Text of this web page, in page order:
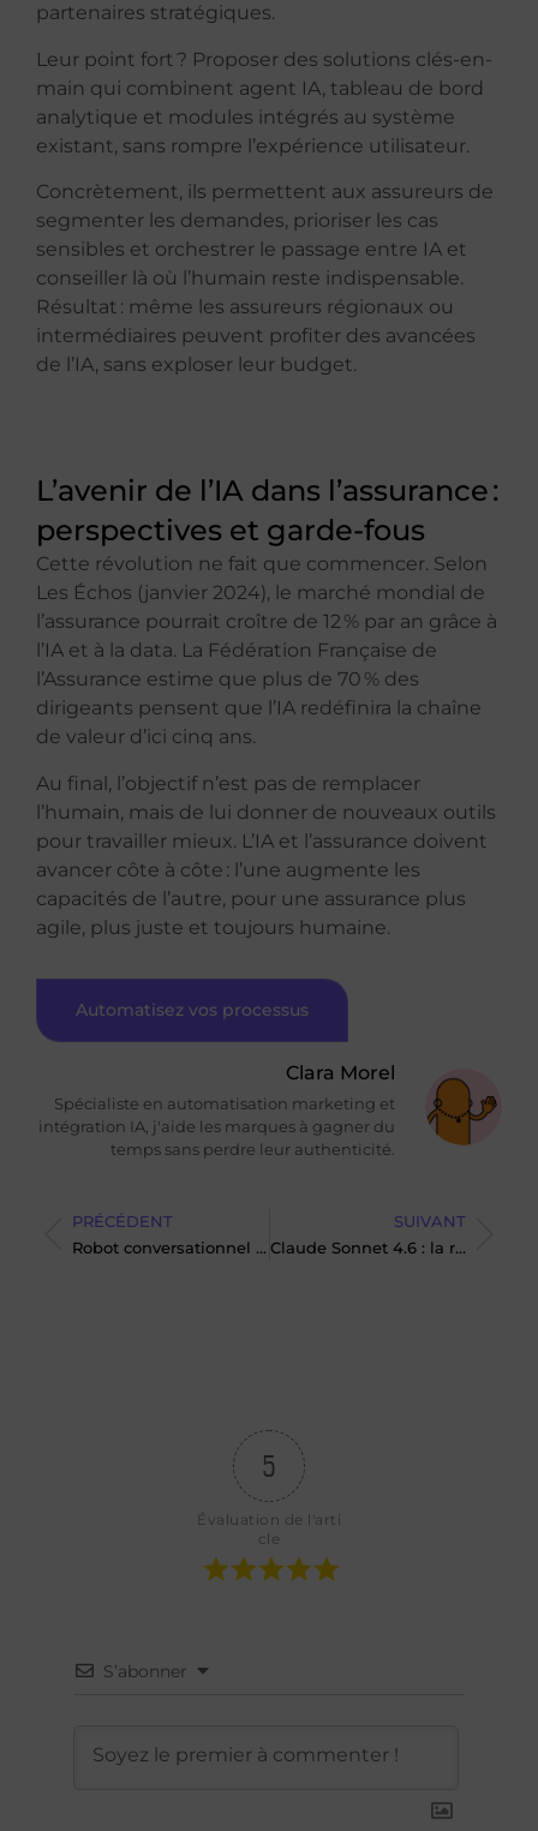
partenaires stratégiques.
Leur point fort ? Proposer des solutions clés-en-
main qui combinent agent IA, tableau de bord
analytique et modules intégrés au système
existant, sans rompre l’expérience utilisateur.
Concrètement, ils permettent aux assureurs de
segmenter les demandes, prioriser les cas
sensibles et orchestrer le passage entre IA et
conseiller là où l’humain reste indispensable.
Résultat : même les assureurs régionaux ou
intermédiaires peuvent profiter des avancées
de l’IA, sans exploser leur budget.
L’avenir de l’IA dans l’assurance :
perspectives et garde-fous
Cette révolution ne fait que commencer. Selon
Les Échos (janvier 2024), le marché mondial de
l’assurance pourrait croître de 12 % par an grâce à
l’IA et à la data. La Fédération Française de
l’Assurance estime que plus de 70 % des
dirigeants pensent que l’IA redéfinira la chaîne
de valeur d’ici cinq ans.
Au final, l’objectif n’est pas de remplacer
l’humain, mais de lui donner de nouveaux outils
pour travailler mieux. L’IA et l’assurance doivent
avancer côte à côte : l’une augmente les
capacités de l’autre, pour une assurance plus
agile, plus juste et toujours humaine.
Automatisez vos processus
Clara Morel
Spécialiste en automatisation marketing et
intégration IA, j'aide les marques à gagner du
temps sans perdre leur authenticité.
PRÉCÉDENT
Robot conversationnel : local ou cloud, comment faire le bon choix ?
SUIVANT
Claude Sonnet 4.6 : la révolution de l’IA en marche ?
5
Évaluation de l'arti
cle
S’abonner